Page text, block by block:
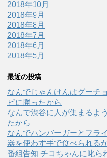
2018年10月
2018年9月
2018年8月
2018年7月
2018年6月
2018年5月
最近の投稿
なんでじゃんけんはグーチ
ビに勝ったから
なんで渋谷に人が集まるよ
たから
なんでハンバーガーとフラ
器を使わず手で食べられる
番組告知 チコちゃんに叱